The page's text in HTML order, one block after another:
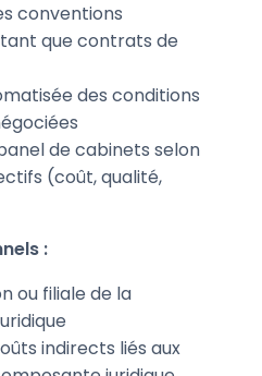
conventions
que contrats de
des conditions
de cabinets selon
(coût, qualité,
:
ou filiale de la
indirects liés aux